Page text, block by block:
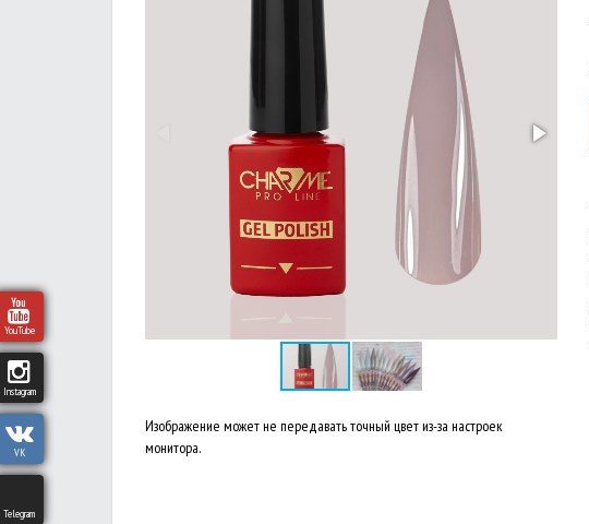
YouTube
Instagram
VK
Telegram
Изображение может не передавать точный цвет из-за настроек
монитора.